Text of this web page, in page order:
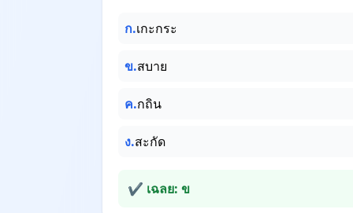
ก.เกะกระ
ข.สบาย
ค.กถิน
ง.สะกัด
✔ เฉลย: ข